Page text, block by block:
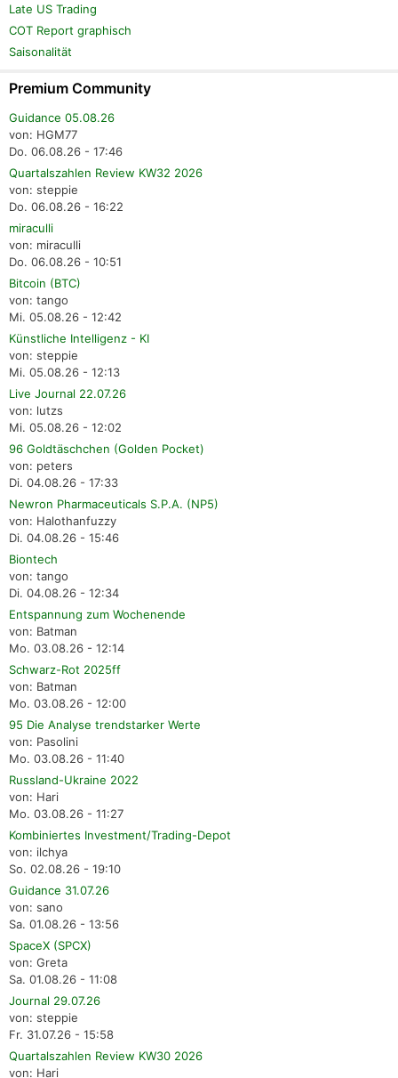
Late US Trading
COT Report graphisch
Saisonalität
Premium Community
Guidance 05.08.26
von: HGM77
Do. 06.08.26 - 17:46
Quartalszahlen Review KW32 2026
von: steppie
Do. 06.08.26 - 16:22
miraculli
von: miraculli
Do. 06.08.26 - 10:51
Bitcoin (BTC)
von: tango
Mi. 05.08.26 - 12:42
Künstliche Intelligenz - KI
von: steppie
Mi. 05.08.26 - 12:13
Live Journal 22.07.26
von: lutzs
Mi. 05.08.26 - 12:02
96 Goldtäschchen (Golden Pocket)
von: peters
Di. 04.08.26 - 17:33
Newron Pharmaceuticals S.P.A. (NP5)
von: Halothanfuzzy
Di. 04.08.26 - 15:46
Biontech
von: tango
Di. 04.08.26 - 12:34
Entspannung zum Wochenende
von: Batman
Mo. 03.08.26 - 12:14
Schwarz-Rot 2025ff
von: Batman
Mo. 03.08.26 - 12:00
95 Die Analyse trendstarker Werte
von: Pasolini
Mo. 03.08.26 - 11:40
Russland-Ukraine 2022
von: Hari
Mo. 03.08.26 - 11:27
Kombiniertes Investment/Trading-Depot
von: ilchya
So. 02.08.26 - 19:10
Guidance 31.07.26
von: sano
Sa. 01.08.26 - 13:56
SpaceX (SPCX)
von: Greta
Sa. 01.08.26 - 11:08
Journal 29.07.26
von: steppie
Fr. 31.07.26 - 15:58
Quartalszahlen Review KW30 2026
von: Hari